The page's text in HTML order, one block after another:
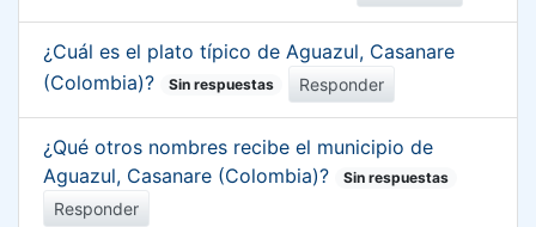
¿Cuál es el plato típico de Aguazul, Casanare
(Colombia)?
Sin respuestas Responder
¿Qué otros nombres recibe el municipio de
Aguazul, Casanare (Colombia)?
Sin respuestas
Responder